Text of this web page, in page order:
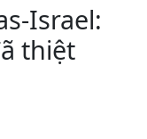
Israel:
thiệt